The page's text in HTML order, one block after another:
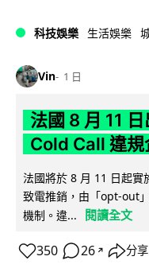
科技娛樂 生活娛樂
Vin 1 日
法國 8 月 11
Cold Call 違
法國將於 8 月 11 日起實
致電推銷，由「opt-out
機制。違...
閱讀全文
350 26 ↗ 分享